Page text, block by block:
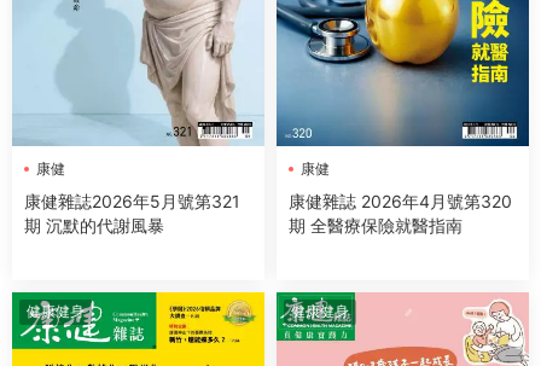
康健
康健雜誌2026年5月號第321
期 沉默的代謝風暴
康健
康健雜誌 2026年4月號第320
期 全醫療保險就醫指南
健康健身 健康健身